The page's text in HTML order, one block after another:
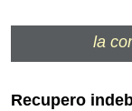
la
Recupero